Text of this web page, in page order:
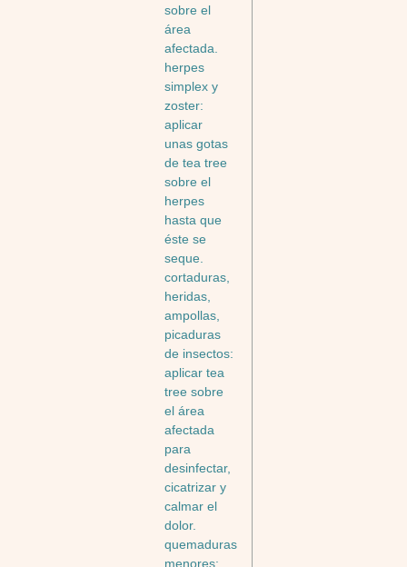
sobre el
área
afectada.
herpes
simplex y
zoster:
aplicar
unas gotas
de tea tree
sobre el
herpes
hasta que
éste se
seque.
cortaduras,
heridas,
ampollas,
picaduras
de insectos:
aplicar tea
tree sobre
el área
afectada
para
desinfectar,
cicatrizar y
calmar el
dolor.
quemaduras
menores: